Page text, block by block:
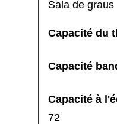
Sala de graus
72